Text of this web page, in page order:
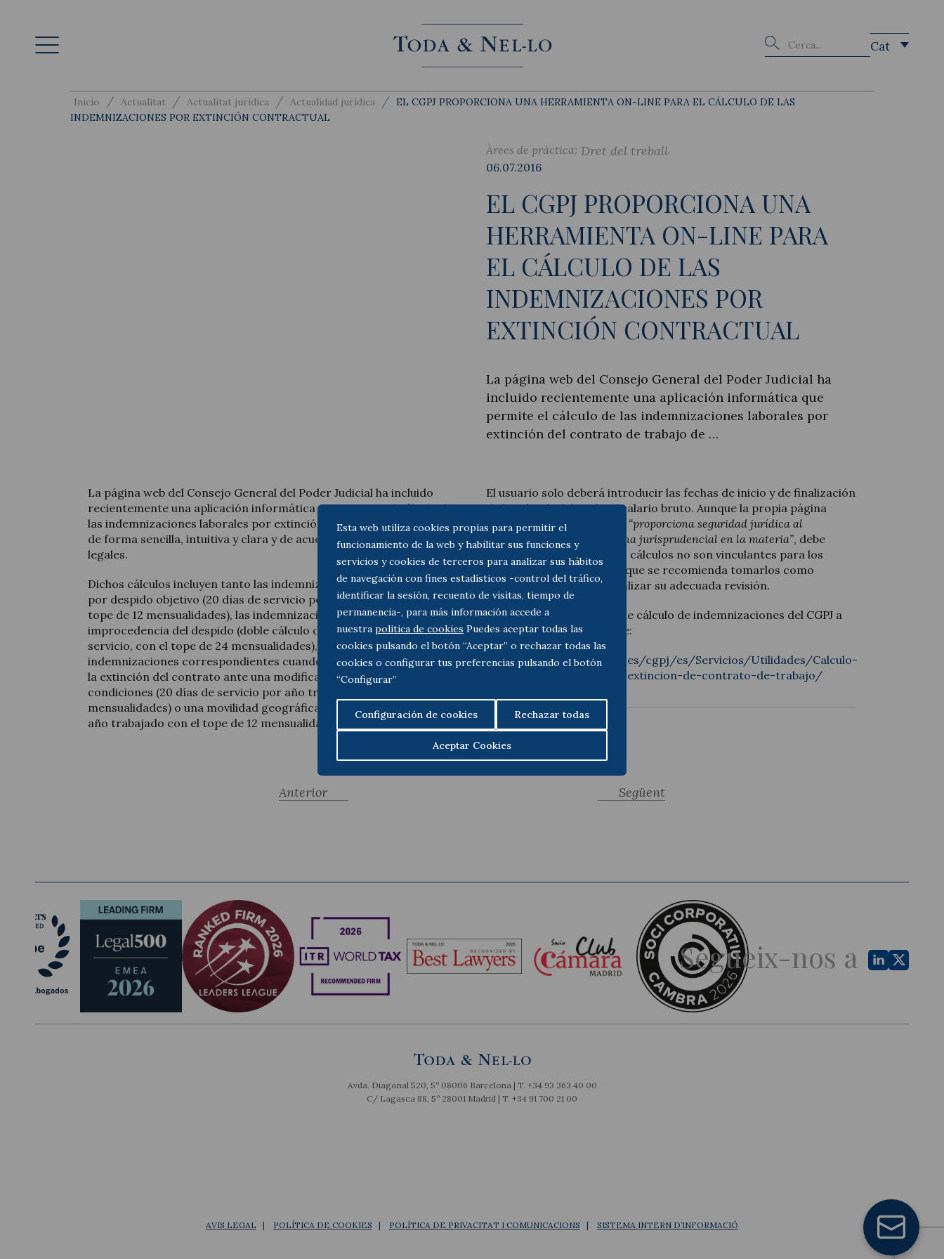
Esta web utiliza cookies propias para permitir el
funcionamiento de la web y habilitar sus funciones y
servicios y cookies de terceros para analizar sus hábitos
de navegación con fines estadísticos -control del tráfico,
identificar la sesión, recuento de visitas, tiempo de
permanencia-, para más información accede a
nuestra politica de cookies Puedes aceptar todas las
cookies pulsando el botón “Aceptar” o rechazar todas las
cookies o configurar tus preferencias pulsando el botón
“Configurar”
Configuración de cookies Rechazar todas
Aceptar Cookies
Actualitat jurídica
Notícies i articles
Buscar Cat
Inicio / Actualitat / Actualitat jurídica / Actualidad jurídica /
EL CGPJ PROPORCIONA UNA HERRAMIENTA ON-LINE PARA EL CÁLCULO DE LAS
INDEMNIZACIONES POR EXTINCIÓN CONTRACTUAL
Àrees de pràctica: Dret del treball
06.07.2016
EL CGPJ PROPORCIONA UNA
HERRAMIENTA ON-LINE PARA
EL CÁLCULO DE LAS
INDEMNIZACIONES POR
EXTINCIÓN CONTRACTUAL
La página web del Consejo General del Poder Judicial ha
incluido recientemente una aplicación informática que
permite el cálculo de las indemnizaciones laborales por
extinción del contrato de trabajo de …
La página web del Consejo General del Poder Judicial ha incluido
recientemente una aplicación informática que permite el cálculo de
las indemnizaciones laborales por extinción del contrato de trabajo
de forma sencilla, intuitiva y clara y de acuerdo con los cómputos
legales.
Dichos cálculos incluyen tanto las indemnizaciones mínimas legales
por despido objetivo (20 días de servicio por año trabajado con el
tope de 12 mensualidades), las indemnizaciones máximas por
improcedencia del despido (doble cálculo de 33/45 días de año de
servicio, con el tope de 24 mensualidades), así como las
indemnizaciones correspondientes cuando un trabajador opta por
la extinción del contrato ante una modificación sustancial de
condiciones (20 días de servicio por año trabajado con el tope de 9
mensualidades) o una movilidad geográfica (20 días de servicio por
año trabajado con el tope de 12 mensualidades), entre otras.
El usuario solo deberá introducir las fechas de inicio y de finalización
de la relación laboral y el salario bruto. Aunque la propia página
señala que la herramienta “proporciona seguridad jurídica al
incorporar la última doctrina jurisprudencial en la materia”, debe
tenerse en cuenta que sus cálculos no son vinculantes para los
órganos judiciales, por lo que se recomienda tomarlos como
cálculos orientativos y realizar su adecuada revisión.
Acceda a la herramienta de cálculo de indemnizaciones del CGPJ a
través del siguiente enlace:
http://www.poderjudicial.es/cgpj/es/Servicios/Utilidades/Calculo-
de-indemnizaciones-por-extincion-de-contrato-de-trabajo/
Següent
Anterior
Segueix-nos a
Avda. Diagonal 520, 5º 08006 Barcelona | T. +34 93 363 40 00
C/ Lagasca 88, 5º 28001 Madrid | T. +34 91 700 21 00
AVIS LEGAL POLÍTICA DE COOKIES POLÍTICA DE PRIVACITAT I COMUNICACIONS SISTEMA INTERN D’INFORMACIÓ